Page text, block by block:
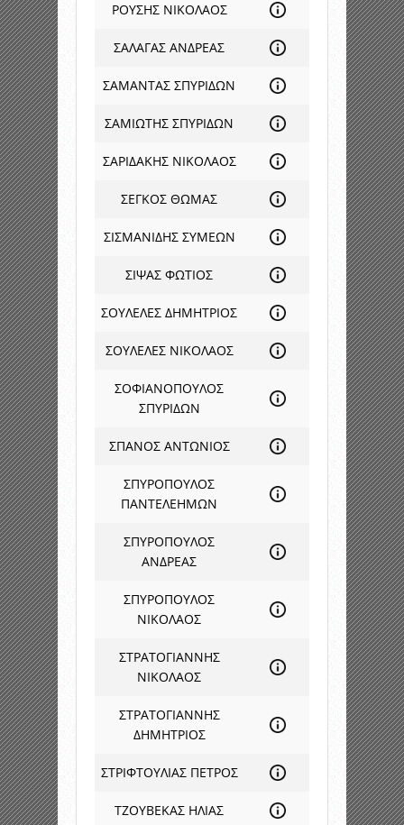
ΡΟΥΣΗΣ ΝΙΚΟΛΑΟΣ
ΣΑΛΑΓΑΣ ΑΝΔΡΕΑΣ
ΣΑΜΑΝΤΑΣ ΣΠΥΡΙΔΩΝ
ΣΑΜΙΩΤΗΣ ΣΠΥΡΙΔΩΝ
ΣΑΡΙΔΑΚΗΣ ΝΙΚΟΛΑΟΣ
ΣΕΓΚΟΣ ΘΩΜΑΣ
ΣΙΣΜΑΝΙΔΗΣ ΣΥΜΕΩΝ
ΣΙΨΑΣ ΦΩΤΙΟΣ
ΣΟΥΛΕΛΕΣ ΔΗΜΗΤΡΙΟΣ
ΣΟΥΛΕΛΕΣ ΝΙΚΟΛΑΟΣ
ΣΟΦΙΑΝΟΠΟΥΛΟΣ
ΣΠΥΡΙΔΩΝ
ΣΠΑΝΟΣ ΑΝΤΩΝΙΟΣ
ΣΠΥΡΟΠΟΥΛΟΣ
ΠΑΝΤΕΛΕΗΜΩΝ
ΣΠΥΡΟΠΟΥΛΟΣ
ΑΝΔΡΕΑΣ
ΣΠΥΡΟΠΟΥΛΟΣ
ΝΙΚΟΛΑΟΣ
ΣΤΡΑΤΟΓΙΑΝΝΗΣ
ΝΙΚΟΛΑΟΣ
ΣΤΡΑΤΟΓΙΑΝΝΗΣ
ΔΗΜΗΤΡΙΟΣ
ΣΤΡΙΦΤΟΥΛΙΑΣ ΠΕΤΡΟΣ
ΤΖΟΥΒΕΚΑΣ ΗΛΙΑΣ